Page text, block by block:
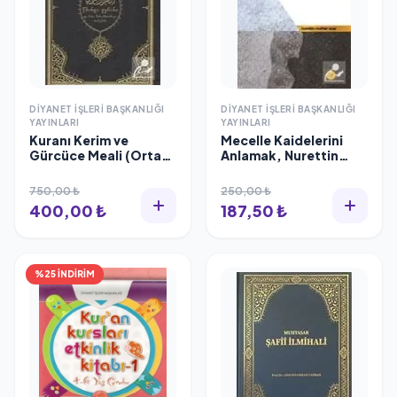
DIYANET İŞLERI BAŞKANLIĞI
YAYINLARI
Kuranı Kerim ve
Gürcüce Meali (Orta
750,00 ₺
400,00 ₺
DIYANET İŞLERI BAŞKANLIĞI
YAYINLARI
Mecelle Kaidelerini
Anlamak, Nurettin
İşleri Başkanlığı
250,00 ₺
187,50 ₺
%25 İNDİRİM